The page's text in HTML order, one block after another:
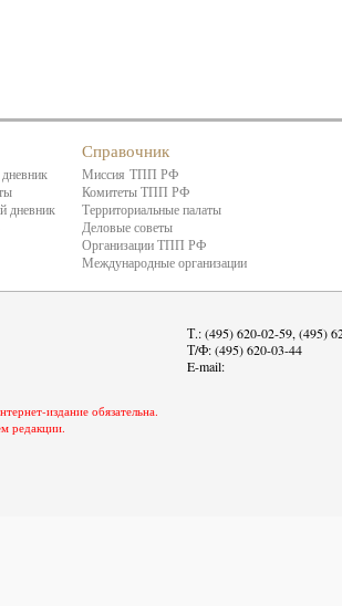
дневник
Справочник
Миссия ТПП РФ
Комитеты ТПП РФ
Территориальные палаты
Деловые советы
Организации ТПП РФ
Международные организации
Т.: (495) 620-02-59, (495)
Т/Ф: (495) 620-03-44
E-mail:
издание обязательна.
редакции.